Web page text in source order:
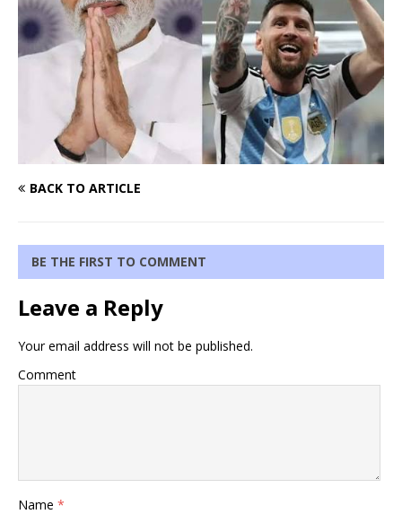
BACK TO ARTICLE
BE THE FIRST TO COMMENT
Leave a Reply
Your email address will not be published.
Comment
Name *